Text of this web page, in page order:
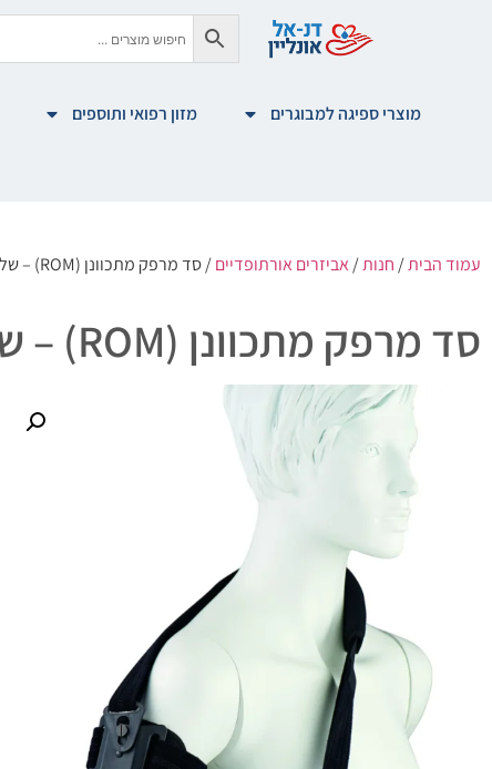
מוצרי ספיגה למבוגרים מזון רפואי ותוספים
עמוד הבית/ חנות/ אביזרים אורתופדיים/ סד מרפק מתכוונן (ROM) – שליטה בטווח תנועה | Medical Brace
סד מרפק מתכוונן (ROM) – שליטה בטווח תנועה | Medical Brace